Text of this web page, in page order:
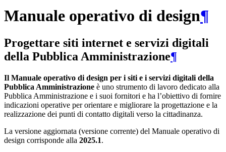
Manuale operativo di design¶
Progettare siti internet e servizi digitali
della Pubblica Amministrazione¶
Il Manuale operativo di design per i siti e i servizi digitali della
Pubblica Amministrazione è uno strumento di lavoro dedicato alla
Pubblica Amministrazione e i suoi fornitori e ha l’obiettivo di fornire
indicazioni operative per orientare e migliorare la progettazione e la
realizzazione dei punti di contatto digitali verso la cittadinanza.
La versione aggiornata (versione corrente) del Manuale operativo di
design corrisponde alla 2025.1.